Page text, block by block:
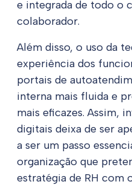
e integrada de todo o
colaborador.
Além disso, o uso da
experiência dos
portais de
interna mais fluida e
mais eficazes. Assim,
digitais deixa de ser
a ser um passo
organização que
estratégia de RH com